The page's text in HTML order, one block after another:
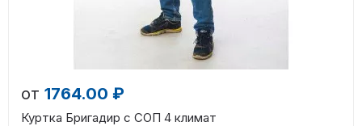
от 1764.00 ₽
Куртка Бригадир с СОП 4 климат